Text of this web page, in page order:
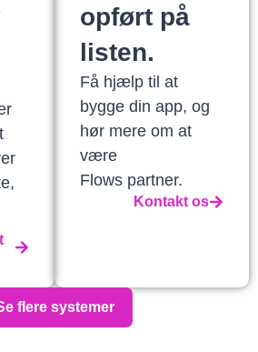
opført på
listen.
Få hjælp til at
bygge din app, og
hør mere om at
være
Flows partner.
Kontakt os
flere systemer